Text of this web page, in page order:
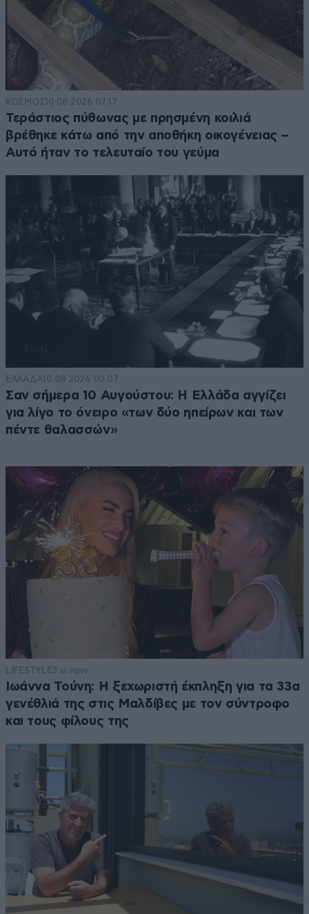
ΚΟΣΜΟΣ10·08·2026 07:17
Τεράστιος πύθωνας με πρησμένη κοιλιά
βρέθηκε κάτω από την αποθήκη οικογένειας –
Αυτό ήταν το τελευταίο του γεύμα
ΕΛΛΑΔΑ10·08·2026 00:07
Σαν σήμερα 10 Αυγούστου: Η Ελλάδα αγγίζει
για λίγο το όνειρο «των δύο ηπείρων και των
πέντε θαλασσών»
LIFESTYLE3 ω. πριν
Ιωάννα Τούνη: Η ξεχωριστή έκπληξη για τα 33α
γενέθλιά της στις Μαλδίβες με τον σύντροφο
και τους φίλους της